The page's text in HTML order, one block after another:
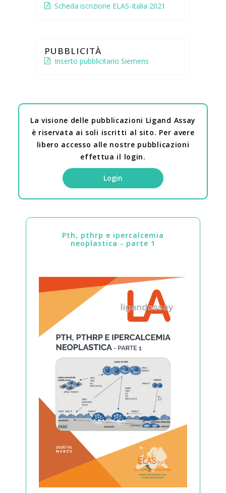
Scheda iscrizione ELAS-Italia 2021
PUBBLICITÀ
Inserto pubblicitario Siemens
La visione delle pubblicazioni Ligand Assay
è riservata ai soli iscritti al sito. Per avere
libero accesso alle nostre pubblicazioni
effettua il login.
Login
pth, pthrp e ipercalcemia
neoplastica - parte 1